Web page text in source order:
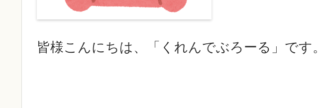
皆様こんにちは、「くれんでぶろーる」です。